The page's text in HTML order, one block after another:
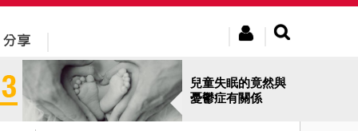
兒童失眠的竟然與
憂鬱症有關係